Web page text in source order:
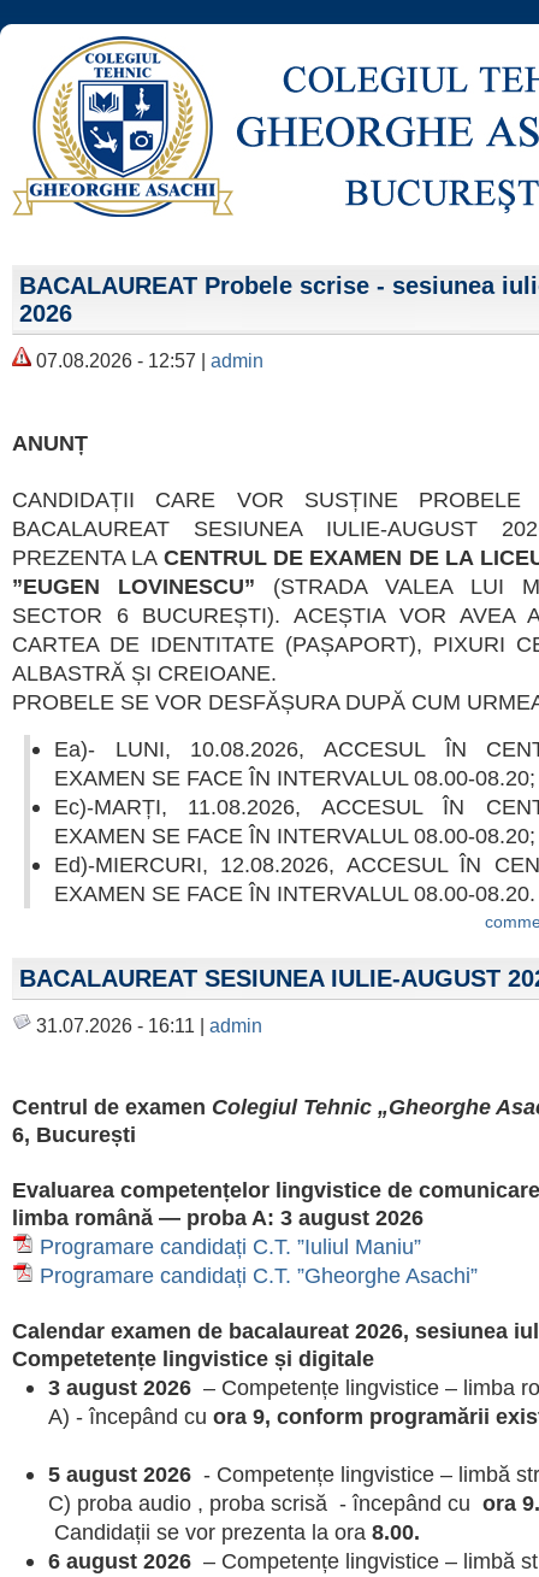
BACALAUREAT Probele scrise - sesiunea
2026
07.08.2026 - 12:57 | admin
ANUNȚ
CANDIDAȚII CARE VOR SUSȚINE
BACALAUREAT SESIUNEA IULIE-AUGUST
PREZENTA LA CENTRUL DE EXAMEN DE LA
”EUGEN LOVINESCU” (STRADA VALEA LUI
SECTOR 6 BUCUREȘTI). ACEȘTIA VOR AVEA
CARTEA DE IDENTITATE (PAȘAPORT), PIXURI
ALBASTRĂ ȘI CREIOANE.
PROBELE SE VOR DESFĂȘURA DUPĂ CUM
Ea)- LUNI, 10.08.2026, ACCESUL ÎN
EXAMEN SE FACE ÎN INTERVALUL 08.00-08.20;
Ec)-MARȚI, 11.08.2026, ACCESUL ÎN
EXAMEN SE FACE ÎN INTERVALUL 08.00-08.20;
Ed)-MIERCURI, 12.08.2026, ACCESUL ÎN
EXAMEN SE FACE ÎN INTERVALUL 08.00-08.20.
BACALAUREAT SESIUNEA IULIE-AUGUST
31.07.2026 - 16:11 | admin
Centrul de examen Colegiul Tehnic „Gheorghe
6, București
Evaluarea competențelor lingvistice de
limba română — proba A : 3 august 2026
Programare candidați C.T. ”Iuliul Maniu ”
Programare candidați C.T. ”Gheorghe Asachi”
Calendar examen de bacalaureat 2026, sesiunea
Competetențe lingvistice și digitale
3 august 2026 – Competențe lingvistice – limba
A) - începând cu ora 9, conform programării
5 august 2026 - Competențe lingvistice – limbă
C) proba audio , proba scrisă - începând cu ora
Candidații se vor prezenta la ora 8.00.
6 august 2026 – Competențe lingvistice – limbă